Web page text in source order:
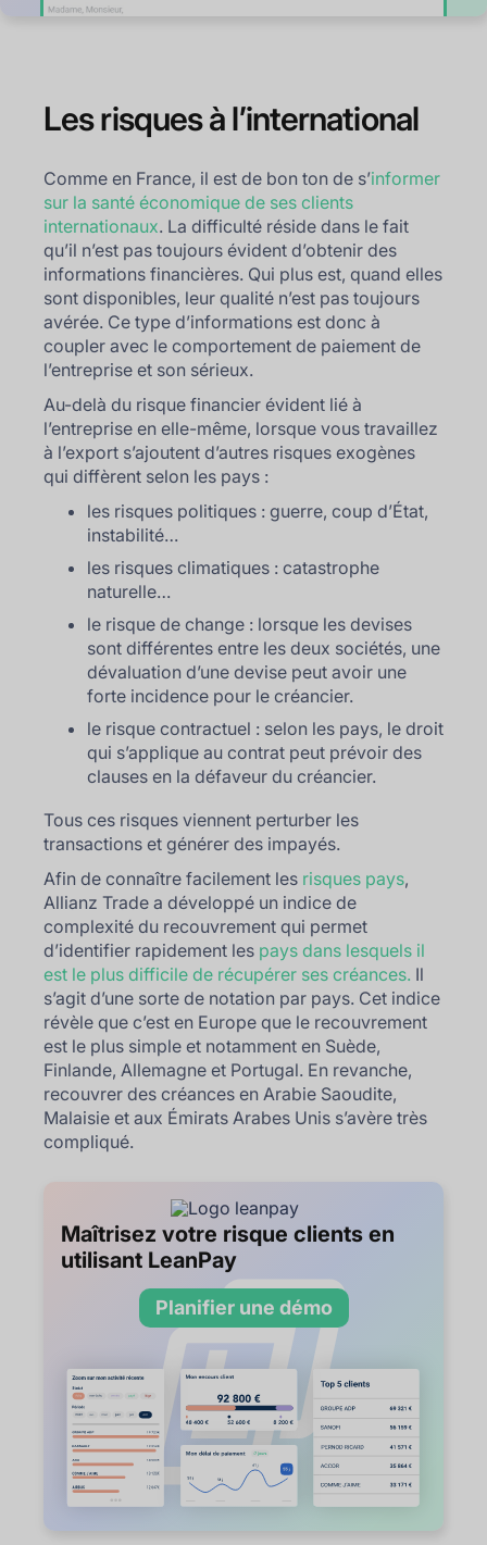
Les risques à l’international
Comme en France, il est de bon ton de s’informer
sur la santé économique de ses clients
internationaux. La difficulté réside dans le fait
qu’il n’est pas toujours évident d’obtenir des
informations financières. Qui plus est, quand elles
sont disponibles, leur qualité n’est pas toujours
avérée. Ce type d’informations est donc à
coupler avec le comportement de paiement de
l’entreprise et son sérieux.
Au-delà du risque financier évident lié à
l’entreprise en elle-même, lorsque vous travaillez
à l’export s’ajoutent d’autres risques exogènes
qui diffèrent selon les pays :
les risques politiques : guerre, coup d’État,
instabilité…
les risques climatiques : catastrophe
naturelle…
le risque de change : lorsque les devises
sont différentes entre les deux sociétés, une
dévaluation d’une devise peut avoir une
forte incidence pour le créancier.
le risque contractuel : selon les pays, le droit
qui s’applique au contrat peut prévoir des
clauses en la défaveur du créancier.
Tous ces risques viennent perturber les
transactions et générer des impayés.
Afin de connaître facilement les risques pays,
Allianz Trade a développé un indice de
complexité du recouvrement qui permet
d’identifier rapidement les pays dans lesquels il
est le plus difficile de récupérer ses créances. Il
s’agit d’une sorte de notation par pays. Cet indice
révèle que c’est en Europe que le recouvrement
est le plus simple et notamment en Suède,
Finlande, Allemagne et Portugal. En revanche,
recouvrer des créances en Arabie Saoudite,
Malaisie et aux Émirats Arabes Unis s’avère très
compliqué.
Maîtrisez votre risque clients en
utilisant LeanPay
Planifier une démo